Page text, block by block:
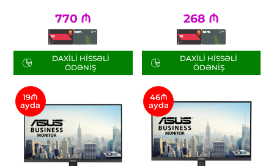
770 ₼
DAXILI HISSƏLI
ÖDƏNIŞ
268 ₼
DAXILI HISSƏLI
ÖDƏNIŞ
19₼
ayda
46₼
ayda